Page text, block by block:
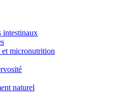
intestinaux
et micronutrition
naturel